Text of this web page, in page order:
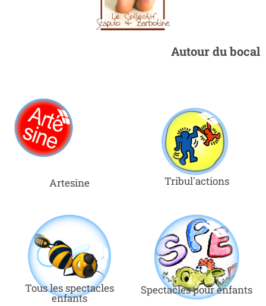
Autour du bocal
Artesine Tribul'actions
Tous les spectacles
enfants
Spectacles pour enfants